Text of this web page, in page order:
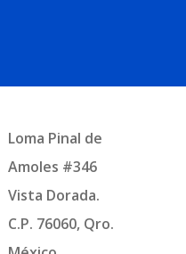
Loma Pinal de
Amoles #346
Vista Dorada.
C.P. 76060, Qro.